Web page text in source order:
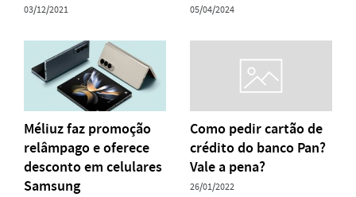
03/12/2021 05/04/2024
Méliuz faz promoção
relâmpago e oferece
desconto em celulares
Samsung
Como pedir cartão de
crédito do banco Pan?
Vale a pena?
26/01/2022